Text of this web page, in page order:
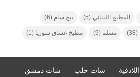
المطبخ اللبناني (5) بيج سام (6)
(38) مسلم (9) مطبخ عشاق سوريا (1)
شات حلب شات دمشق